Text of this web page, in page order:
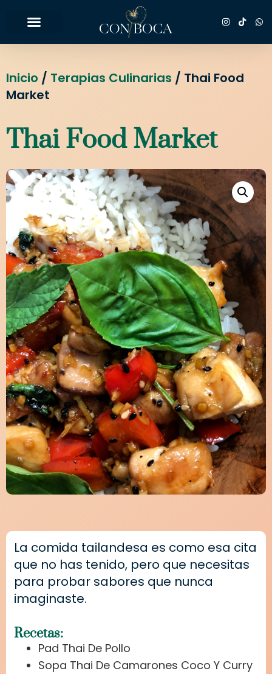
Inicio / Terapias Culinarias / Thai Food
Market
Thai Food Market
La comida tailandesa es como esa cita
que no has tenido, pero que necesitas
para probar sabores que nunca
imaginaste.
Recetas:
Pad Thai De Pollo
Sopa Thai De Camarones Coco Y Curry